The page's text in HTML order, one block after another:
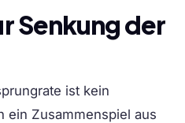
Senkung der
ist kein
ein Zusammenspiel aus